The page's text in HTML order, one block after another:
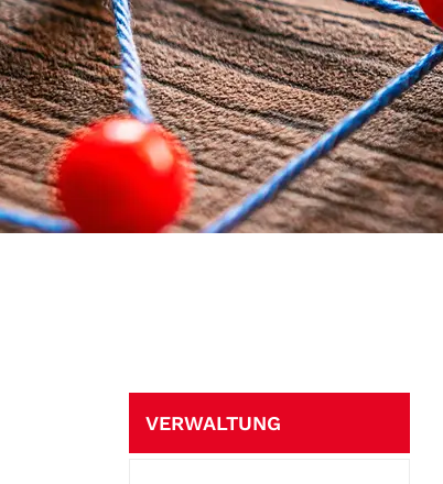
Subnavigation
VERWALTUNG